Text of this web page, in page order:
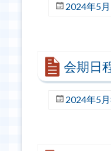
2024年5
会期日
2024年5